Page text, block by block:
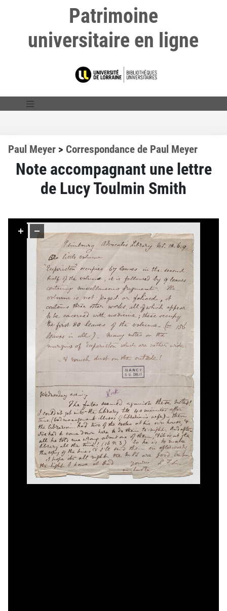
Patrimoine
universitaire en ligne
Paul Meyer > Correspondance de Paul Meyer
Note accompagnant une lettre
de Lucy Toulmin Smith